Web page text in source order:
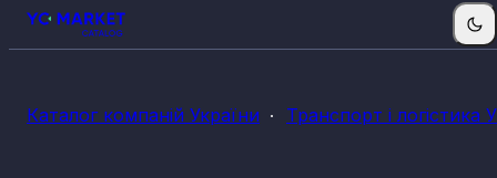
Каталог компаній України Транспорт і логістика